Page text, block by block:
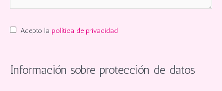
Acepto la política de privacidad
Información sobre protección de datos